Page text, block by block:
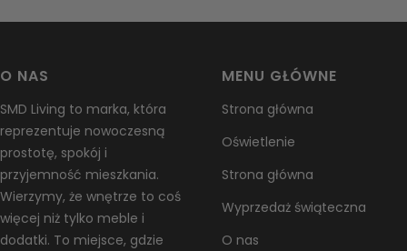
O NAS
SMD Living to marka, która
reprezentuje nowoczesną
prostotę, spokój i
przyjemność mieszkania.
Wierzymy, że wnętrze to coś
więcej niż tylko meble i
dodatki. To miejsce, gdzie
MENU GŁÓWNE
Strona główna
Oświetlenie
Strona główna
Wyprzedaż świąteczna
O nas